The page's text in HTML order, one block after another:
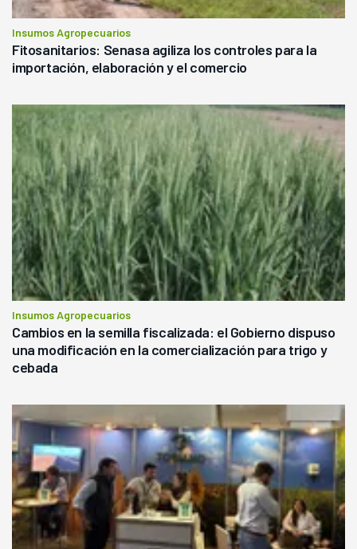
Insumos Agropecuarios
Fitosanitarios: Senasa agiliza los controles para la
importación, elaboración y el comercio
Insumos Agropecuarios
Cambios en la semilla fiscalizada: el Gobierno dispuso
una modificación en la comercialización para trigo y
cebada